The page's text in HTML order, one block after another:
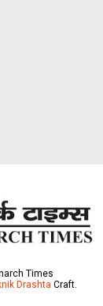
Times
Drashta Craft.